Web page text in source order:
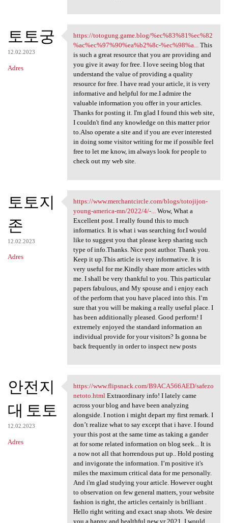
토토궁
12.02.2023
Adres
https://totogung.game.blog/
https://totogung.game.blog/%ec%83%81%ec%82
%ac%ec%97%90%ea%b2%8c-%ec%98%a...This
is such a great resource that you are providing and
you give it away for free. I love seeing blog that
understand the value of providing a quality
resource for free. I have read your article, it is very
informative and helpful for me.I admire the
valuable information you offer in your articles.
Thanks for posting it. I'm glad I found this web site,
I couldn't find any knowledge on this matter prior
to.Also operate a site and if you are ever interested
in doing some visitor writing for me if possible feel
free to let me know, im always look for people to
check out my web site.
토토지
존
12.02.2023
Adres
https://www.merchantcircle
https://www.merchantcircle.com/blogs/totojijon-
young-america-mn/2022/4/-...
Wow, What a
Excellent post. I really found this to much
informatics. It is what i was searching for.I would
like to suggest you that please keep sharing such
type of info.Thanks. Nice post author. Thank you.
Keep it up.This article is very informative. It is
very useful for me.Kindly share more articles with
me. I shall be very thankful to you. This particular
papers fabulous, and My spouse and i enjoy each
of the perform that you have placed into this. I’m
sure that you will be making a really useful place. I
has been additionally pleased. Good perform! I
extremely enjoyed the standard information an
individual provide for your visitors? Is gonna be
back frequently in order to inspect new posts
안전지
대 토토
12.02.2023
Adres
https://www.flipsnack.com
https://www.flipsnack.com/B9ACA566AED/safezo
netoto.htmlExtraordinary info! I lately came
across your blog and have been analyzing
alongside. I notion i might depart my first remark. I
don’t realize what to say except that i have. I found
your this post at the same time as taking a gander
at for some related information on blog seek... It is
a now not all that horrendous put up.. Hold posting
and invigorate the information. I’m positive it's
miles the maximum critical data for me personally.
And i'm glad studying your article. However ought
to observation on few general matters, your website
fashion is right, the articles certainly is brilliant .
Hello right writing and exact snap shots. We desire
you a happy and healthful new yr 2021. I would